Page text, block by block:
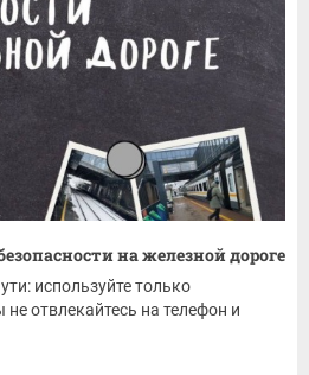
на железной дороге
используйте только
отвлекайтесь на телефон и